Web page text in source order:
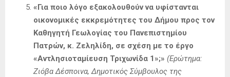
«Για ποιο λόγο εξακολουθούν να υφίστανται
οικονομικές εκκρεμότητες του Δήμου προς τον
Καθηγητή Γεωλογίας του Πανεπιστημίου
Πατρών, κ. Ζεληλίδη, σε σχέση με το έργο
«Αντλησιοταμίευση Τριχωνίδα 1»;» (Ερώτημα:
Ζιόβα Δέσποινα, Δημοτικός Σύμβουλος της